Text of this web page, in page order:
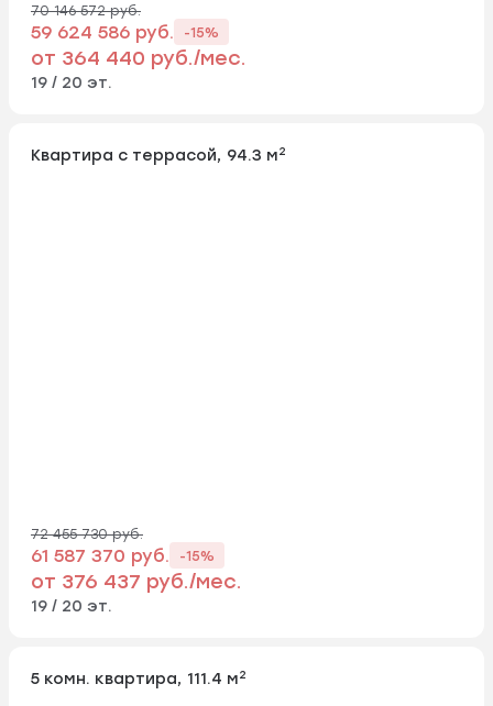
70 146 572 руб.
59 624 586 руб. -15%
от 364 440 руб./мес.
19 / 20 эт.
Квартира с террасой, 94.3 м2
72 455 730 руб.
61 587 370 руб. -15%
от 376 437 руб./мес.
19 / 20 эт.
5 комн. квартира, 111.4 м2